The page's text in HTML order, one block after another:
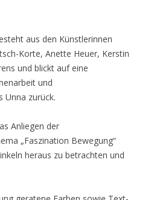
aus den Künstlerinnen
Korte, Anette Heuer, Kerstin
und blickt auf eine
und
Unna zurück.
Anliegen der
„Faszination Bewegung“
heraus zu betrachten und